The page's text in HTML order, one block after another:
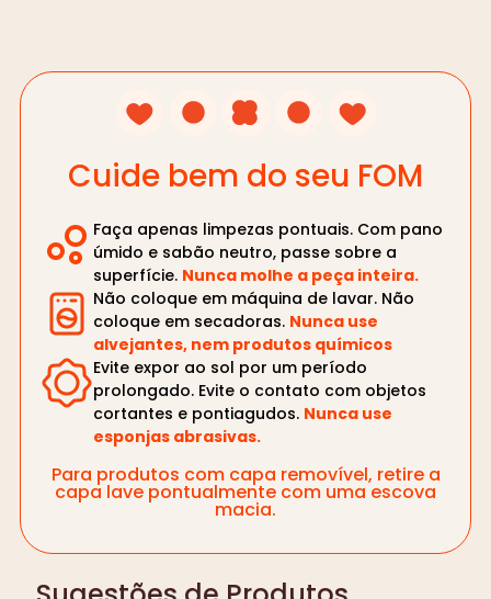
Cuide bem do seu FOM
Faça apenas limpezas pontuais. Com pano
úmido e sabão neutro, passe sobre a
superfície. Nunca molhe a peça inteira.
Não coloque em máquina de lavar. Não
coloque em secadoras. Nunca use
alvejantes, nem produtos químicos
Evite expor ao sol por um período
prolongado. Evite o contato com objetos
cortantes e pontiagudos. Nunca use
esponjas abrasivas.
Para produtos com capa removível, retire a
capa lave pontualmente com uma escova
macia.